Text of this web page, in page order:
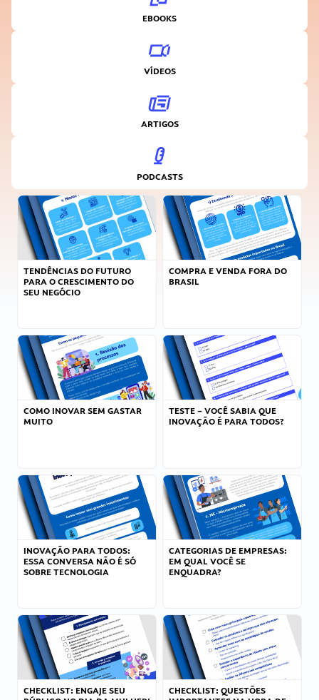
EBOOKS
VÍDEOS
ARTIGOS
PODCASTS
TENDÊNCIAS DO FUTURO
PARA O CRESCIMENTO DO
SEU NEGÓCIO
COMPRA E VENDA FORA DO
BRASIL
COMO INOVAR SEM GASTAR
MUITO
TESTE – VOCÊ SABIA QUE
INOVAÇÃO É PARA TODOS?
INOVAÇÃO PARA TODOS:
ESSA CONVERSA NÃO É SÓ
SOBRE TECNOLOGIA
CATEGORIAS DE EMPRESAS:
EM QUAL VOCÊ SE
ENQUADRA?
CHECKLIST: ENGAJE SEU
CHECKLIST: QUESTÕES